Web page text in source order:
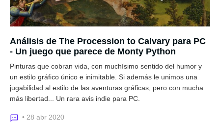
Análisis de The Procession to Calvary para PC
- Un juego que parece de Monty Python
Pinturas que cobran vida, con muchísimo sentido del humor y
un estilo gráfico único e inimitable. Si además le unimos una
jugabilidad al estilo de las aventuras gráficas, pero con mucha
más libertad... Un rara avis indie para PC.
• 28 abr 2020